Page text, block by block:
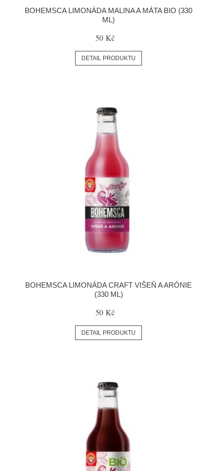
BOHEMSCA LIMONÁDA MALINA A MÁTA BIO (330
ML)
50 Kč
DETAIL PRODUKTU
BOHEMSCA LIMONÁDA CRAFT VIŠEŇ A ARÓNIE
(330 ML)
50 Kč
DETAIL PRODUKTU